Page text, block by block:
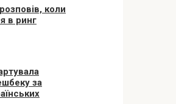
коли
в ринг
за